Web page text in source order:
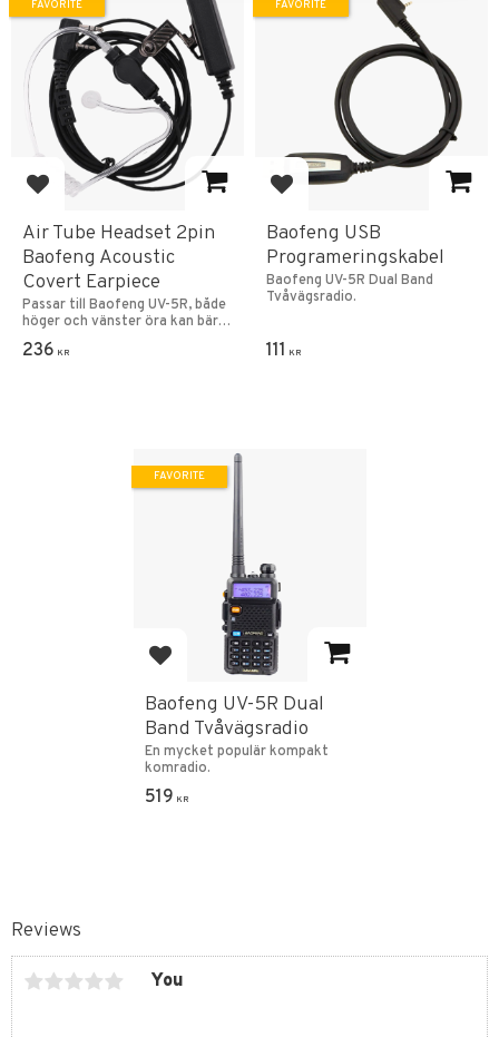
Reviews
You
Add to favorites
Air Tube Headset 2pin
Baofeng Acoustic
Covert Earpiece
Passar till Baofeng UV-5R, både
höger och vänster öra kan bäras
bekvämt.
236 KR
FAVORITE
Add to favorites
Baofeng USB
Programeringskabel
Baofeng UV-5R Dual Band
Tvåvägsradio.
111 KR
FAVORITE
Add to favorites
Baofeng UV-5R Dual
Band Tvåvägsradio
En mycket populär kompakt
komradio.
519 KR
FAVORITE